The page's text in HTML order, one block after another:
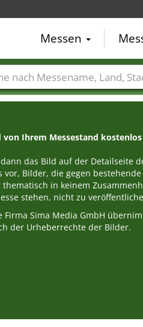
von Ihrem Messestand kostenlos
das Bild auf der Detailseite
vor, Bilder, die gegen bestehende
thematisch in keinem
stehen, nicht zu
Firma Sima Media GmbH
der Urheberrechte der Bilder.
Messen
Länder Städte